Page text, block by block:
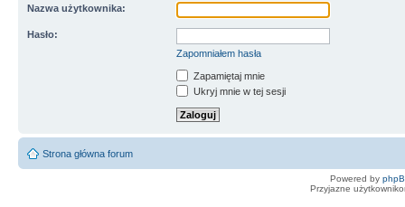
Nazwa użytkownika:
Hasło:
Zapomniałem hasła
Zapamiętaj mnie
Ukryj mnie w tej sesji
Strona główna forum
Powered by
Przyjazne